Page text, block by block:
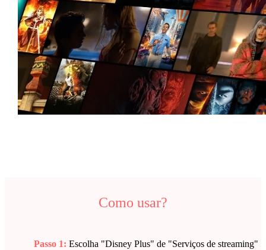
Como usar?
Passo 1: Escolha "Disney Plus" de "Serviços de streaming"